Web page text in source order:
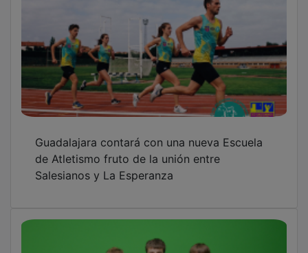
Guadalajara contará con una nueva Escuela
de Atletismo fruto de la unión entre
Salesianos y La Esperanza